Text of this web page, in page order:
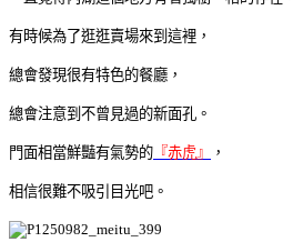
有時候為了逛逛賣場來到這裡，
總會發現很有特色的餐廳，
總會注意到不曾見過的新面孔。
門面相當鮮豔有氣勢的 『赤虎』 ，
相信很難不吸引目光吧。